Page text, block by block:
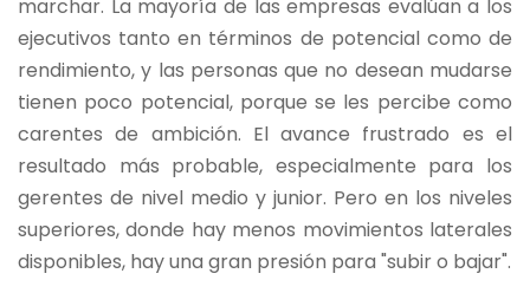
marchar. La mayoría de las empresas evalúan a los
ejecutivos tanto en términos de potencial como de
rendimiento, y las personas que no desean mudarse
tienen poco potencial, porque se les percibe como
carentes de ambición. El avance frustrado es el
resultado más probable, especialmente para los
gerentes de nivel medio y junior. Pero en los niveles
superiores, donde hay menos movimientos laterales
disponibles, hay una gran presión para "subir o bajar".